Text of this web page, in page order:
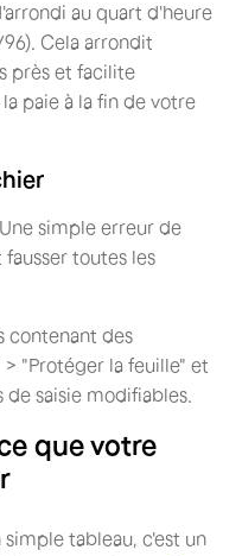
au quart d'heure
96). Cela arrondit
près et facilite
paie à la fin de votre
simple erreur de
toutes les
contenant des
"Protéger la feuille" et
saisie modifiables.
que votre
simple tableau, c'est un